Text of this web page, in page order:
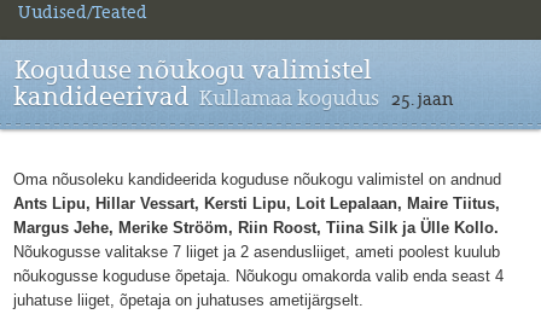
Uudised/Teated
Koguduse nõukogu valimistel
kandideerivad Kullamaa kogudus 25. jaan
Oma nõusoleku kandideerida koguduse nõukogu valimistel on andnud
Ants Lipu, Hillar Vessart, Kersti Lipu, Loit Lepalaan, Maire Tiitus,
Margus Jehe, Merike Strööm, Riin Roost, Tiina Silk ja Ülle Kollo.
Nõukogusse valitakse 7 liiget ja 2 asendusliiget, ameti poolest kuulub
nõukogusse koguduse õpetaja. Nõukogu omakorda valib enda seast 4
juhatuse liiget, õpetaja on juhatuses ametijärgselt.